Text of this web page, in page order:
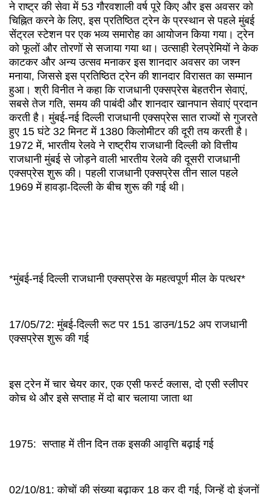
ने राष्ट्र की सेवा में 53 गौरवशाली वर्ष पूरे किए और इस अवसर को
चिह्नित करने के लिए, इस प्रतिष्ठित ट्रेन के प्रस्थान से पहले मुंबई
सेंट्रल स्टेशन पर एक भव्य समारोह का आयोजन किया गया। ट्रेन
को फूलों और तोरणों से सजाया गया था। उत्साही रेलप्रेमियों ने केक
काटकर और अन्य उत्सव मनाकर इस शानदार अवसर का जश्न
मनाया, जिससे इस प्रतिष्ठित ट्रेन की शानदार विरासत का सम्मान
हुआ। श्री विनीत ने कहा कि राजधानी एक्सप्रेस बेहतरीन सेवाएं,
सबसे तेज गति, समय की पाबंदी और शानदार खानपान सेवाएं प्रदान
करती है। मुंबई-नई दिल्ली राजधानी एक्सप्रेस सात राज्यों से गुजरते
हुए 15 घंटे 32 मिनट में 1380 किलोमीटर की दूरी तय करती है।
1972 में, भारतीय रेलवे ने राष्ट्रीय राजधानी दिल्ली को वित्तीय
राजधानी मुंबई से जोड़ने वाली भारतीय रेलवे की दूसरी राजधानी
एक्सप्रेस शुरू की। पहली राजधानी एक्सप्रेस तीन साल पहले
1969 में हावड़ा-दिल्ली के बीच शुरू की गई थी।
*मुंबई-नई दिल्ली राजधानी एक्सप्रेस के महत्वपूर्ण मील के पत्थर*
17/05/72: मुंबई-दिल्ली रूट पर 151 डाउन/152 अप राजधानी
एक्सप्रेस शुरू की गई
इस ट्रेन में चार चेयर कार, एक एसी फर्स्ट क्लास, दो एसी स्लीपर
कोच थे और इसे सप्ताह में दो बार चलाया जाता था
1975: सप्ताह में तीन दिन तक इसकी आवृत्ति बढ़ाई गई
02/10/81: कोचों की संख्या बढ़ाकर 18 कर दी गई, जिन्हें दो इंजनों